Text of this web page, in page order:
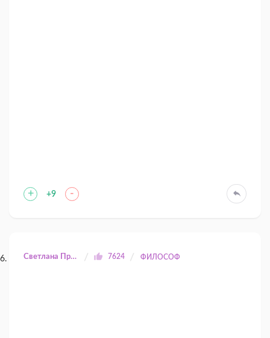
+ +9 -
Светлана Прилуцкая 7624 ФИЛОСОФ